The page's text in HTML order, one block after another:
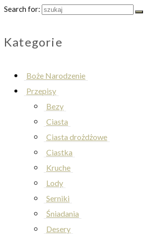
Search for:
Kategorie
Boże Narodzenie
Przepisy
Bezy
Ciasta
Ciasta drożdżowe
Ciastka
Kruche
Lody
Serniki
Śniadania
Desery